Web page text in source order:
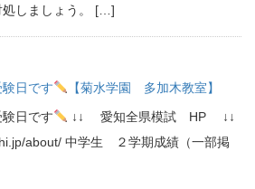
処しましょう。 […]
日です
【菊水学園 多加木教室】
日です
↓↓ 愛知全県模試 HP ↓↓
about/ 中学生 ２学期成績（一部掲